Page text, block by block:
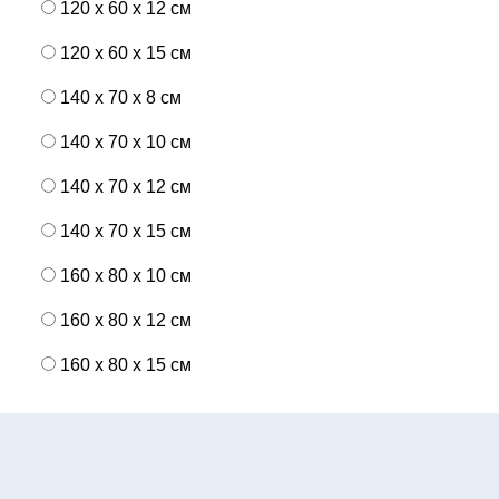
120 x 60 x 12 см
120 x 60 x 15 см
140 x 70 x 8 см
140 x 70 x 10 см
140 x 70 x 12 см
140 x 70 x 15 см
160 x 80 x 10 см
160 x 80 x 12 см
160 x 80 x 15 см